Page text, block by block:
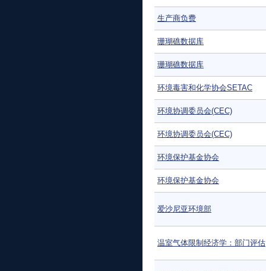
生产商负费
珊瑚礁数据库
珊瑚礁数据库
环境毒害和化学协会SETAC
环境协调委员会(CEC)
环境协调委员会(CEC)
环境保护基金协会
环境保护基金协会
爱沙尼亚环境部
温室气体限制经济学：部门评估